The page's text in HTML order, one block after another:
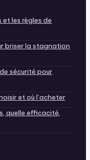
les règles de
briser la stagnation
sécurité pour
et où l’acheter
quelle efficacité,